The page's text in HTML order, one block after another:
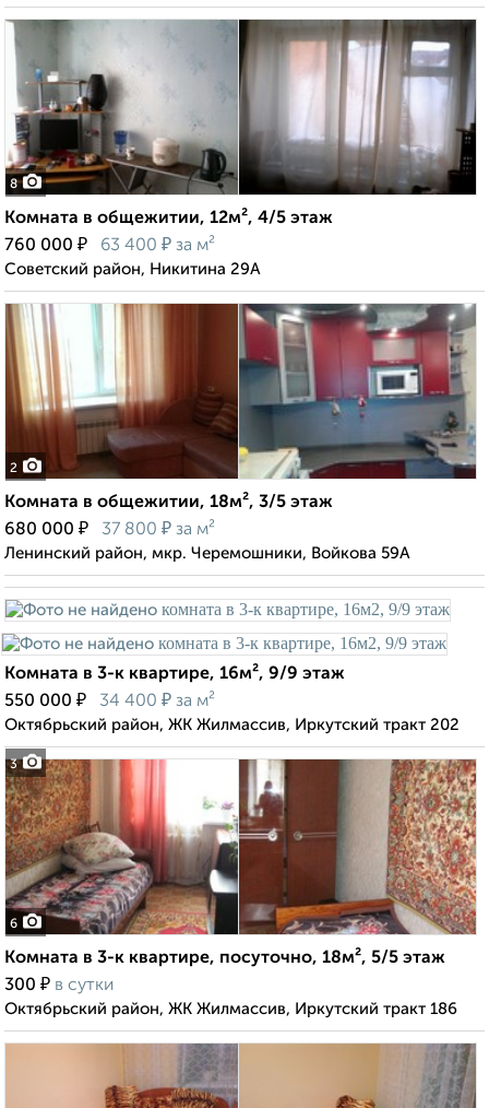
8
Комната в общежитии, 12м², 4/5 этаж
760 000 ₽ 63 400 ₽ за м²
Советский район, Никитина 29А
2
Комната в общежитии, 18м², 3/5 этаж
680 000 ₽ 37 800 ₽ за м²
Ленинский район, мкр. Черемошники, Войкова 59А
3
Комната в 3-к квартире, 16м², 9/9 этаж
550 000 ₽ 34 400 ₽ за м²
Октябрьский район, ЖК Жилмассив, Иркутский тракт 202
6
Комната в 3-к квартире, посуточно, 18м², 5/5 этаж
300 ₽ в сутки
Октябрьский район, ЖК Жилмассив, Иркутский тракт 186